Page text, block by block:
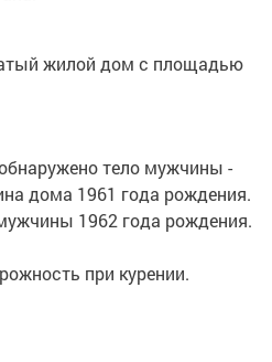
жилой дом с площадью
тело мужчины -
дома 1961 года рождения.
1962 года рождения.
при курении.